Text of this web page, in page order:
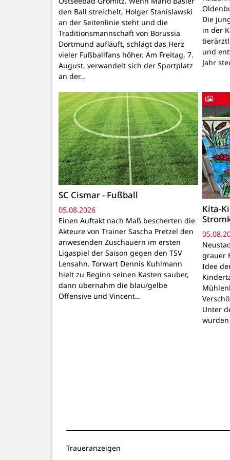
den Ball streichelt, Holger Stanislawski
an der Seitenlinie steht und die
Traditionsmannschaft von Borussia
Dortmund aufläuft, schlägt das Herz
vieler Fußballfans höher. Am Freitag, 7.
August, verwandelt sich der Sportplatz
an der…
Die
in der
und
Jahr
SC Cismar - Fußball
05.08.2026
Einen Auftakt nach Maß bescherten die
Akteure von Trainer Sascha Pretzel den
anwesenden Zuschauern im ersten
Ligaspiel der Saison gegen den TSV
Lensahn. Torwart Dennis Kuhlmann
hielt zu Beginn seinen Kasten sauber,
dann übernahm die blau/gelbe
Offensive und Vincent…
Kita-
grauer
Idee
Unter
Traueranzeigen